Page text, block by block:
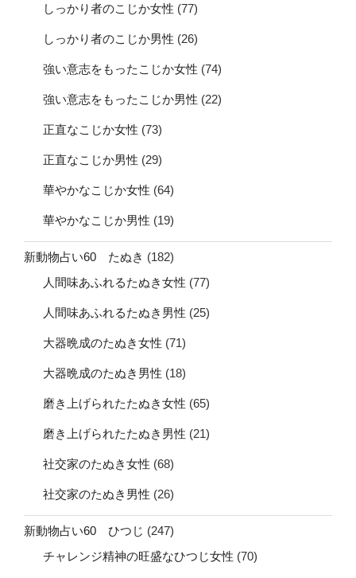
しっかり者のこじか女性 (77)
しっかり者のこじか男性 (26)
強い意志をもったこじか女性 (74)
強い意志をもったこじか男性 (22)
正直なこじか女性 (73)
正直なこじか男性 (29)
華やかなこじか女性 (64)
華やかなこじか男性 (19)
新動物占い60 たぬき (182)
人間味あふれるたぬき女性 (77)
人間味あふれるたぬき男性 (25)
大器晩成のたぬき女性 (71)
大器晩成のたぬき男性 (18)
磨き上げられたたぬき女性 (65)
磨き上げられたたぬき男性 (21)
社交家のたぬき女性 (68)
社交家のたぬき男性 (26)
新動物占い60 ひつじ (247)
チャレンジ精神の旺盛なひつじ女性 (70)